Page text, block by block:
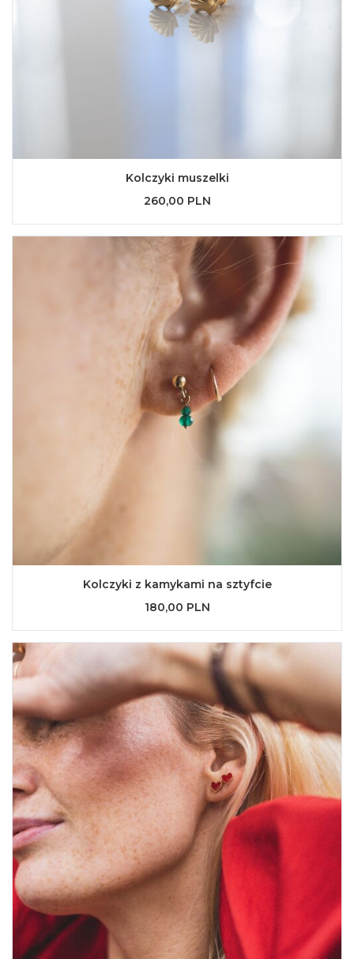
Kolczyki muszelki
260,00 PLN
Kolczyki z kamykami na sztyfcie
180,00 PLN